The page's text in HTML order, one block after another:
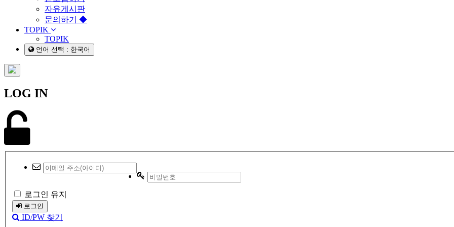
자유게시판
문의하기 ◆
TOPIK
TOPIK
언어 선택 : 한국어
LOG IN
로그인 유지
로그인
ID/PW 찾기